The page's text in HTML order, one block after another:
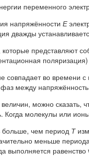
переменного
напряжённости Е
дважды
которые представляют
совпадает во
между
можно сказать,
Когда молекулы или
больше, чем период Т
меньше
выполняется